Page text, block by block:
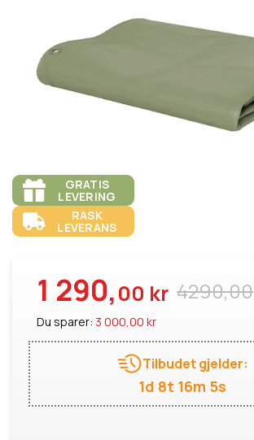
GRATIS
LEVERING
RASK
LEVERANS
4290,00
1 290,00 kr
Du sparer: 3 000,00 kr
Tilbudet gjelder:
1d 8t 16m 5s